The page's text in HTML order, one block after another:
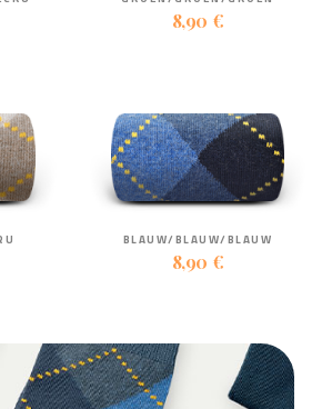
8,90 €
BLAUW/BLAUW/BLAUW
8,90 €